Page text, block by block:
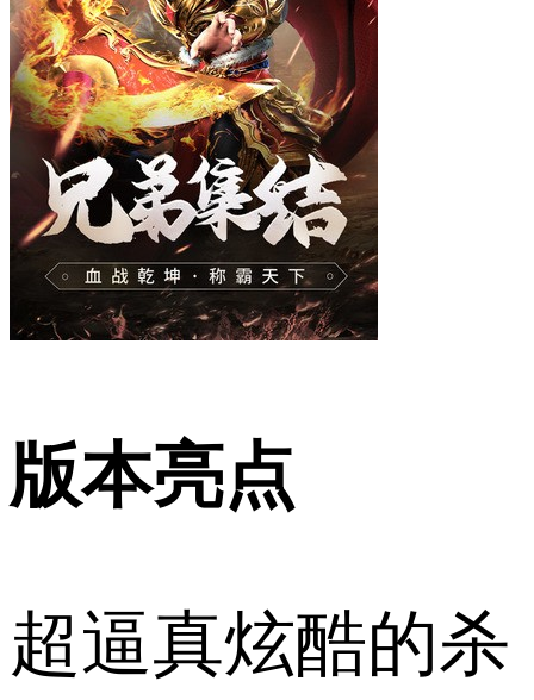
版本亮点
超逼真炫酷的杀